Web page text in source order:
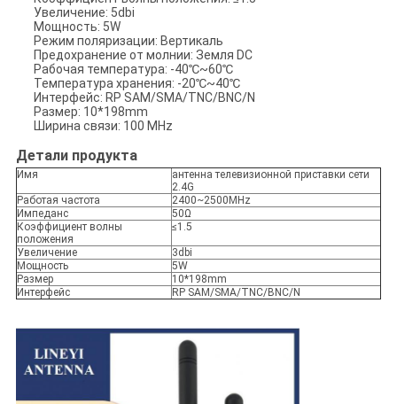
Увеличение: 5dbi
Мощность: 5W
Режим поляризации: Вертикаль
Предохранение от молнии: Земля DC
Рабочая температура: -40℃~60℃
Температура хранения: -20℃~40℃
Интерфейс: RP SAM/SMA/TNC/BNC/N
Размер: 10*198mm
Ширина связи: 100 MHz
Детали продукта
Имя
антенна телевизионной приставки сети
2.4G
Работая частота
2400~2500MHz
Импеданс
50Ω
Коэффициент волны
положения
≤1.5
Увеличение
3dbi
Мощность
5W
Размер
10*198mm
Интерфейс
RP SAM/SMA/TNC/BNC/N